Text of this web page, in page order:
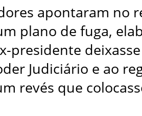
apontaram no
plano de fuga,
presidente
Judiciário e ao
revés que